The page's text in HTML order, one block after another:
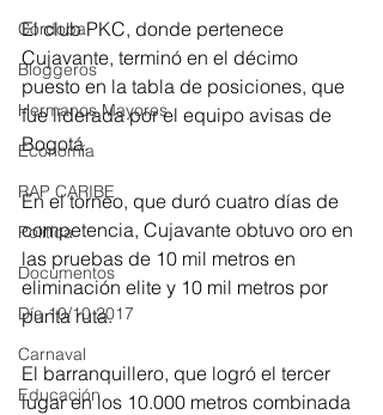
Córdoba
Bloggeros
Hermanos Mayores
Economía
RAP CARIBE
Política
Documentos
Día 10/10 2017
Carnaval
Educación
El club PKC, donde pertenece
Cujavante, terminó en el décimo
puesto en la tabla de posiciones, que
fue liderada por el equipo avisas de
Bogotá.
En el torneo, que duró cuatro días de
competencia, Cujavante obtuvo oro en
las pruebas de 10 mil metros en
eliminación elite y 10 mil metros por
punta ruta.
El barranquillero, que logró el tercer
lugar en los 10.000 metros combinada